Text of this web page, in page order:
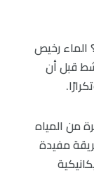
الماء رخيص
قبل أن
من المياه
طريقة مفيدة